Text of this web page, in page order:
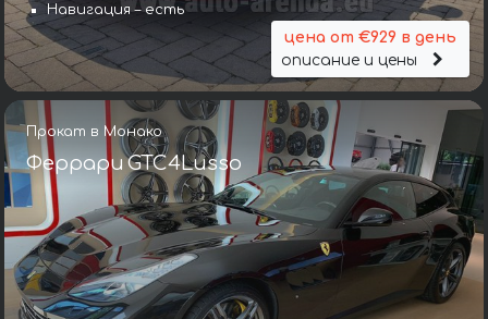
Навигация – есть
цена от €929 в день
описание и цены
Прокат в Монако
Феррари GTC4Lusso